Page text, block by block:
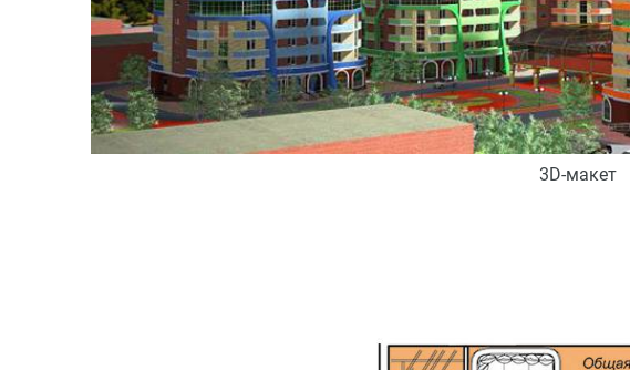
3D-макет